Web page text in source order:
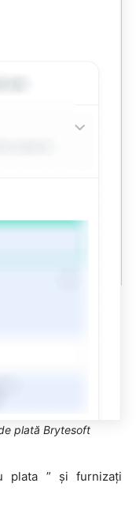
plată Brytesoft
plata ” și furnizați